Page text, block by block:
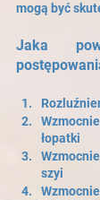
mogą być
Jaka
łopatki
szyi